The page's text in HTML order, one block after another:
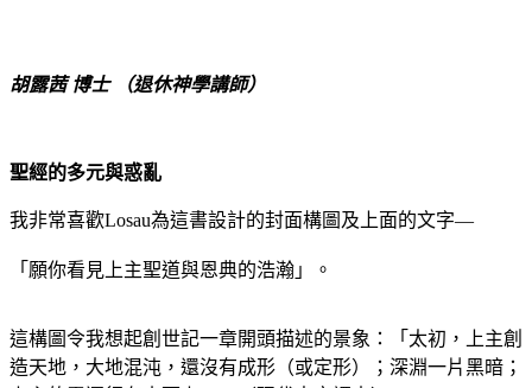
胡露茜 博士 （退休神學講師）
聖經的多元與惑亂
我非常喜歡Losau為這書設計的封面構圖及上面的文字—
「願你看見上主聖道與恩典的浩瀚」。
這構圖令我想起創世記一章開頭描述的景象：「太初，上主創
造天地，大地混沌，還沒有成形（或定形）；深淵一片黑暗；